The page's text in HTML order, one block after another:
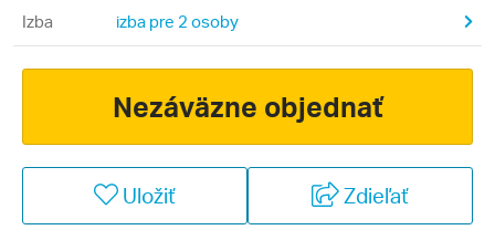
Izba izba pre 2 osoby
Nezáväzne objednať
Uložiť Zdieľať